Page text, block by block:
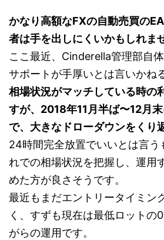
かなり高額なFXの自動売買の
者は手を出しにくいかもしれま
ここ最近、Cinderella管理部自体
サポートが手厚いとは言いかね
相場状況がマッチしている時の
すが、2018年11月半ば〜12月
で、大きなドローダウンをくり
24時間完全放置でいいとは言う
れでの相場状況を把握し、運用
めた方が良さそうです。
最近もまだエントリータイミン
く、すずも現在は最低ロットの
がらの運用です。